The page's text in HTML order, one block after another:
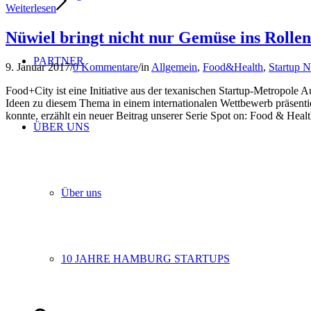
PARTNER
ÜBER UNS
Über uns
10 JAHRE HAMBURG STARTUPS
Weiterlesen
Nüwiel bringt nicht nur Gemüse ins Rollen
9. Januar 2017/0 Kommentare/in Allgemein, Food&Health, Startup
Food+City ist eine Initiative aus der texanischen Startup-Metropole
Ideen zu diesem Thema in einem internationalen Wettbewerb
konnte, erzählt ein neuer Beitrag unserer Serie Spot on: Food &